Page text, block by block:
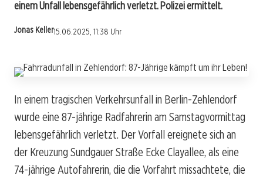
einem Unfall lebensgefährlich verletzt. Polizei ermittelt.
Jonas Keller15.06.2025, 11:38 Uhr
In einem tragischen Verkehrsunfall in Berlin-Zehlendorf
wurde eine 87-jährige Radfahrerin am Samstagvormittag
lebensgefährlich verletzt. Der Vorfall ereignete sich an
der Kreuzung Sundgauer Straße Ecke Clayallee, als eine
74-jährige Autofahrerin, die die Vorfahrt missachtete, die